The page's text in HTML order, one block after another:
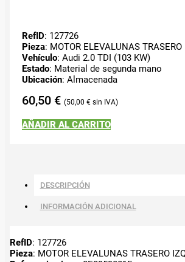
RefID: 127726
Pieza: MOTOR ELEVALUNAS TRASERO
Vehículo: Audi 2.0 TDI (103 KW)
Estado: Material de segunda mano
Ubicación: Almacenada
60,50 € 50,00 €
AÑADIR AL CARRITO
DESCRIPCIÓN
INFORMACIÓN ADICIONAL
RefID: 127726
Pieza: MOTOR ELEVALUNAS TRASERO